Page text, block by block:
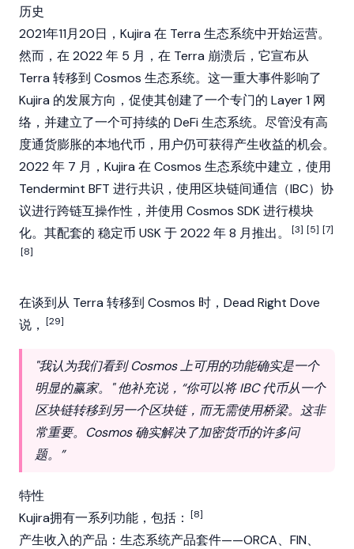
历史
2021年11月20日，Kujira 在 Terra 生态系统中开始运营。
然而，在 2022 年 5 月，在 Terra 崩溃后，它宣布从
Terra 转移到 Cosmos 生态系统。这一重大事件影响了
Kujira 的发展方向，促使其创建了一个专门的 Layer 1 网
络，并建立了一个可持续的 DeFi 生态系统。尽管没有高
度通货膨胀的本地代币，用户仍可获得产生收益的机会。
2022 年 7 月，Kujira 在 Cosmos 生态系统中建立，使用
Tendermint BFT 进行共识，使用区块链间通信（IBC）协
议进行跨链互操作性，并使用 Cosmos SDK 进行模块
化。其配套的 稳定币 USK 于 2022 年 8 月推出。 [3] [5] [7]
[8]
在谈到从 Terra 转移到 Cosmos 时， Dead Right Dove
说， [29]
"我认为我们看到 Cosmos 上可用的功能确实是一个
明显的赢家。" 他补充说，“你可以将 IBC 代币从一个
区块链转移到另一个区块链，而无需使用桥梁。这非
常重要。Cosmos 确实解决了加密货币的许多问
题。”
特性
Kujira拥有一系列功能，包括： [8]
产生收入的产品：生态系统产品套件——ORCA、FIN、